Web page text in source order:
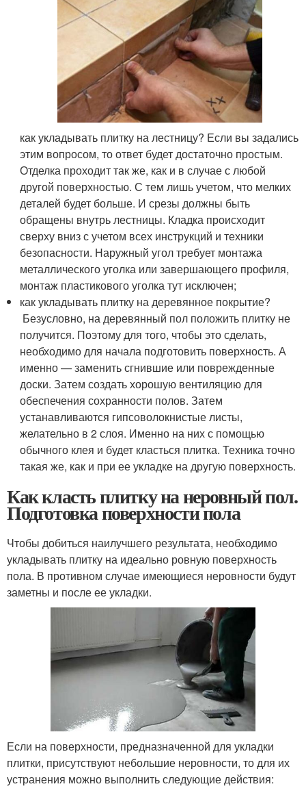
как укладывать плитку на лестницу? Если вы задались
этим вопросом, то ответ будет достаточно простым.
Отделка проходит так же, как и в случае с любой
другой поверхностью. С тем лишь учетом, что мелких
деталей будет больше. И срезы должны быть
обращены внутрь лестницы. Кладка происходит
сверху вниз с учетом всех инструкций и техники
безопасности. Наружный угол требует монтажа
металлического уголка или завершающего профиля,
монтаж пластикового уголка тут исключен;
как укладывать плитку на деревянное покрытие?
Безусловно, на деревянный пол положить плитку не
получится. Поэтому для того, чтобы это сделать,
необходимо для начала подготовить поверхность. А
именно — заменить сгнившие или поврежденные
доски. Затем создать хорошую вентиляцию для
обеспечения сохранности полов. Затем
устанавливаются гипсоволокнистые листы,
желательно в 2 слоя. Именно на них с помощью
обычного клея и будет класться плитка. Техника точно
такая же, как и при ее укладке на другую поверхность.
Как класть плитку на неровный пол.
Подготовка поверхности пола
Чтобы добиться наилучшего результата, необходимо
укладывать плитку на идеально ровную поверхность
пола. В противном случае имеющиеся неровности будут
заметны и после ее укладки.
Если на поверхности, предназначенной для укладки
плитки, присутствуют небольшие неровности, то для их
устранения можно выполнить следующие действия: